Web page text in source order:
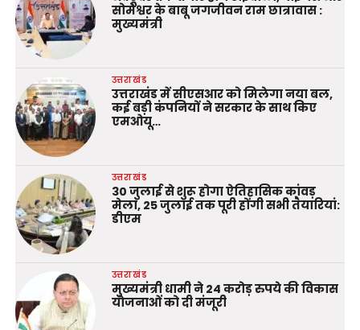
सोमेश्वर के बाबू जगजीवन राम छात्रावास :
मुख्यमंत्री
उत्तराखंड
उत्तराखंड में सीएसआर को मिलेगा नया बल,
कई बड़ी कंपनियों ने सरकार के साथ किए
एमओयू…
उत्तराखंड
30 जुलाई से शुरू होगा ऐतिहासिक कांवड़
मेला, 25 जुलाई तक पूरी होंगी सभी तैयारियां:
डीएम
उत्तराखंड
मुख्यमंत्री धामी ने 24 करोड़ रुपये की विकास
योजनाओं को दी मंजूरी